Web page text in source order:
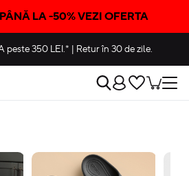
LA -50% VEZI OFERTA
peste 350 LEI.* | Retur în 30 de zile.